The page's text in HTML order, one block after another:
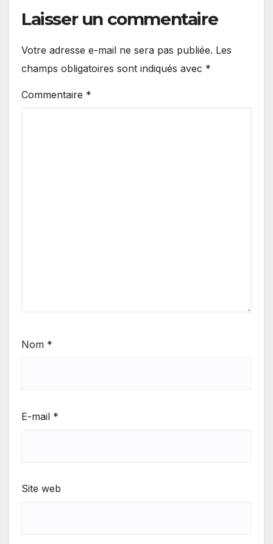
Laisser un commentaire
Votre adresse e-mail ne sera pas publiée. Les
champs obligatoires sont indiqués avec *
Commentaire *
Nom *
E-mail *
Site web